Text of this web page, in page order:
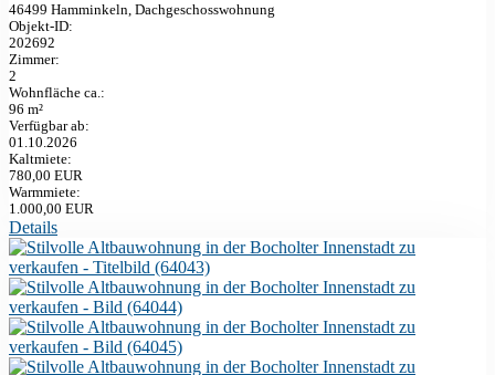
46499 Hamminkeln, Dachgeschosswohnung
Objekt-ID:
202692
Zimmer:
2
Wohnfläche ca.:
96 m²
Verfügbar ab:
01.10.2026
Kaltmiete:
780,00 EUR
Warmmiete:
1.000,00 EUR
Details